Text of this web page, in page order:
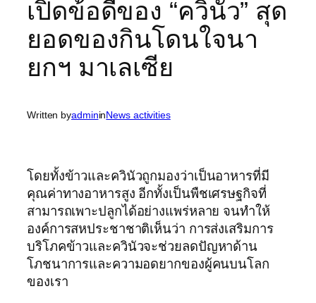
เปิดข้อดีของ “ควินัว” สุด
ยอดของกินโดนใจนา
ยกฯ มาเลเซีย
Written byadmininNews activities
โดยทั้งข้าวและควินัวถูกมองว่าเป็นอาหารที่มี
คุณค่าทางอาหารสูง อีกทั้งเป็นพืชเศรษฐกิจที่
สามารถเพาะปลูกได้อย่างแพร่หลาย จนทำให้
องค์การสหประชาชาติเห็นว่า การส่งเสริมการ
บริโภคข้าวและควินัวจะช่วยลดปัญหาด้าน
โภชนาการและความอดยากของผู้คนบนโลก
ของเรา